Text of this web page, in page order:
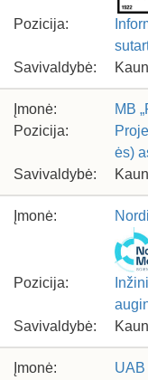
Pozicija:
Savivaldybė:
Įmonė:
MB
Pozicija:
ės)
Savivaldybė:
Įmonė:
Pozicija:
Savivaldybė:
Įmonė:
UAB